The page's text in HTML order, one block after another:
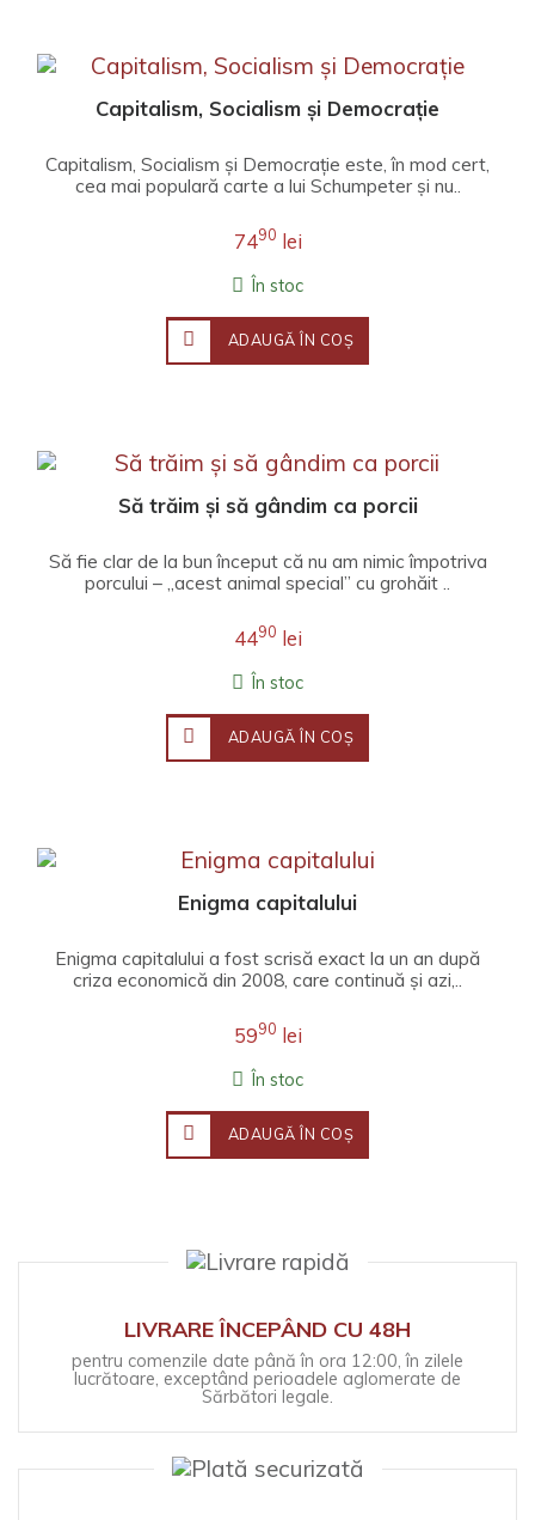
Capitalism, Socialism și Democrație
Capitalism, Socialism și Democrație este, în mod cert,
cea mai populară carte a lui Schumpeter și nu..
7490 lei
În stoc
ADAUGĂ ÎN COŞ
Să trăim și să gândim ca porcii
Să fie clar de la bun început că nu am nimic împotriva
porcului – „acest animal special” cu grohăit ..
4490 lei
În stoc
ADAUGĂ ÎN COŞ
Enigma capitalului
Enigma capitalului a fost scrisă exact la un an după
criza economică din 2008, care continuă și azi,..
5990 lei
În stoc
ADAUGĂ ÎN COŞ
LIVRARE ÎNCEPÂND CU 48H
pentru comenzile date până în ora 12:00, în zilele
lucrătoare, exceptând perioadele aglomerate de
Sărbători legale.